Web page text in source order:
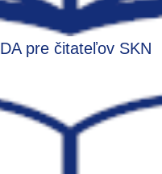
pre čitateľov SKN